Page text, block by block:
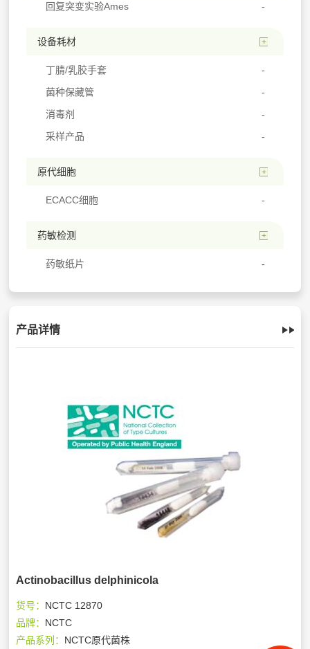
回复突变实验Ames
设备耗材
丁腈/乳胶手套
菌种保藏管
消毒剂
采样产品
原代细胞
ECACC细胞
药敏检测
药敏纸片
产品详情
Actinobacillus delphinicola
货号： NCTC 12870
品牌： NCTC
产品系列： NCTC原代菌株